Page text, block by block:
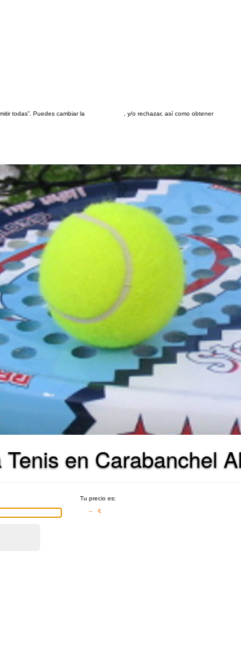
todas”. Puedes cambiar la
, y/o rechazar, así como obtener
en Carabanchel
Tu precio es:
– €